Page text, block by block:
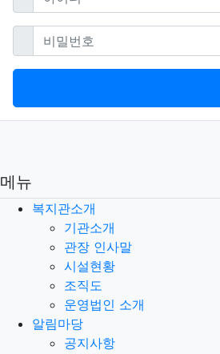
비밀번호필수
메뉴
복지관소개
기관소개
관장 인사말
시설현황
조직도
운영법인 소개
알림마당
공지사항